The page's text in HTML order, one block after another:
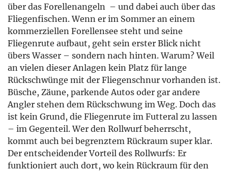
über das Forellenangeln – und dabei auch über das
Fliegenfischen. Wenn er im Sommer an einem
kommerziellen Forellensee steht und seine
Fliegenrute aufbaut, geht sein erster Blick nicht
übers Wasser – sondern nach hinten. Warum? Weil
an vielen dieser Anlagen kein Platz für lange
Rückschwünge mit der Fliegenschnur vorhanden ist.
Büsche, Zäune, parkende Autos oder gar andere
Angler stehen dem Rückschwung im Weg. Doch das
ist kein Grund, die Fliegenrute im Futteral zu lassen
– im Gegenteil. Wer den Rollwurf beherrscht,
kommt auch bei begrenztem Rückraum super klar.
Der entscheidender Vorteil des Rollwurfs: Er
funktioniert auch dort, wo kein Rückraum für den